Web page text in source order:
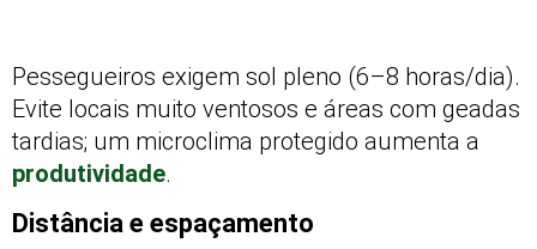
Pessegueiros exigem sol pleno (6–8 horas/dia).
Evite locais muito ventosos e áreas com geadas
tardias; um microclima protegido aumenta a
produtividade.
Distância e espaçamento